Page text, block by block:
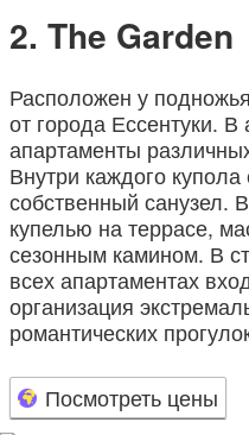
The Garden
Расположен у
от города Ессентуки.
апартаменты
Внутри каждого купола
собственный санузел.
купелью на террасе,
сезонным камином. В
всех апартаментах
организация
романтических
Посмотреть цены